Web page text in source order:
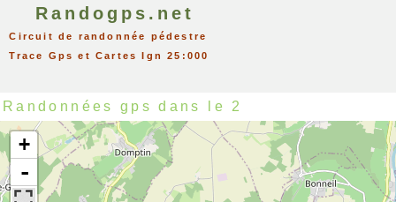
Randogps.net
Circuit de randonnée pédestre
Trace Gps et Cartes Ign 25:000
Randonnées gps dans le 2
+
-